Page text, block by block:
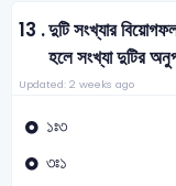
13 .দুটি সংখ্যার
হলে সংখ্যা দুটির
Updated: 2 weeks ago
১ঃ৩
৩ঃ১